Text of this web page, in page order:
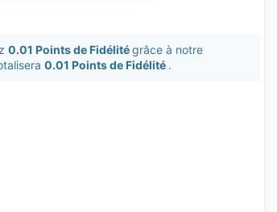
0.01 Points de Fidélitégrâce à notre
0.01 Points de Fidélité .